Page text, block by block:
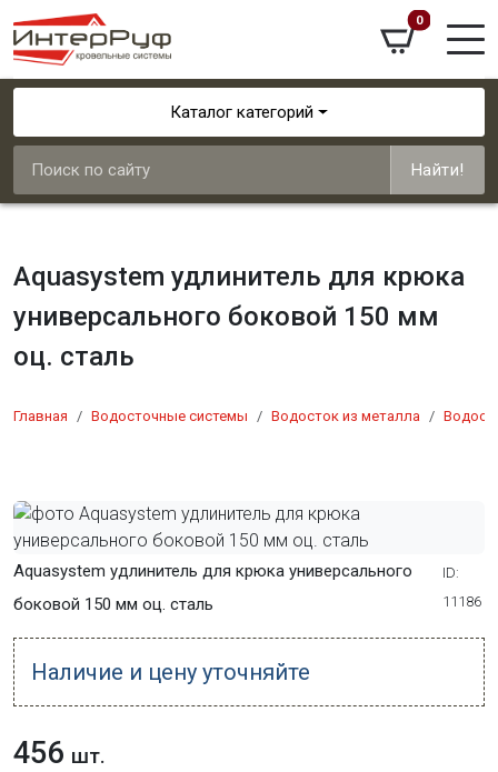
0
Каталог категорий
Найти!
Aquasystem удлинитель для крюка
универсального боковой 150 мм
оц. сталь
Главная Водосточные системы Водосток из металла
Aquasystem удлинитель для крюка универсального
боковой 150 мм оц. сталь
ID:
11186
Наличие и цену уточняйте
456 шт.